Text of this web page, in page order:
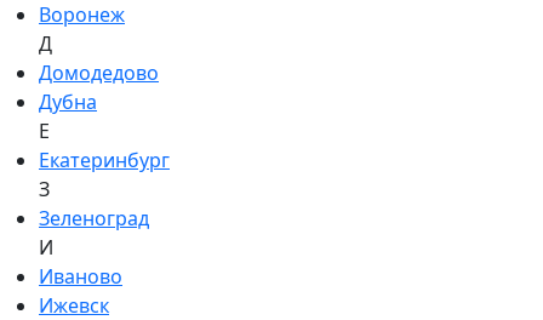
Воронеж
Д
Домодедово
Дубна
Е
Екатеринбург
З
Зеленоград
И
Иваново
Ижевск